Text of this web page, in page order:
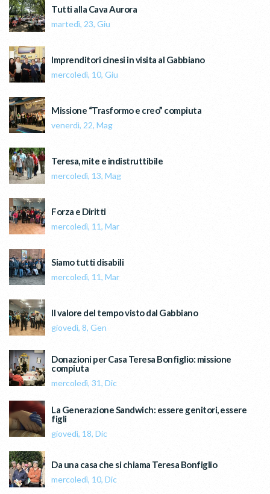
Tutti alla Cava Aurora
martedì, 23, Giu
Imprenditori cinesi in visita al Gabbiano
mercoledì, 10, Giu
Missione “Trasformo e creo” compiuta
venerdì, 22, Mag
Teresa, mite e indistruttibile
mercoledì, 13, Mag
Forza e Diritti
mercoledì, 11, Mar
Siamo tutti disabili
mercoledì, 11, Mar
Il valore del tempo visto dal Gabbiano
giovedì, 8, Gen
Donazioni per Casa Teresa Bonfiglio: missione
compiuta
mercoledì, 31, Dic
La Generazione Sandwich: essere genitori, essere
figli
giovedì, 18, Dic
Da una casa che si chiama Teresa Bonfiglio
mercoledì, 10, Dic